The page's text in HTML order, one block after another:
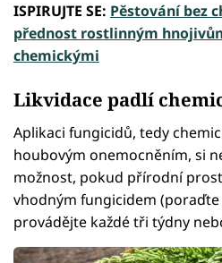
ISPIRUJTE SE: Pěstování bez
přednost rostlinným
chemickými
Likvidace padlí
Aplikaci fungicidů, tedy
houbovým onemocněním, si
možnost, pokud přírodní
vhodným fungicidem (poraďte
provádějte každé tři týdny